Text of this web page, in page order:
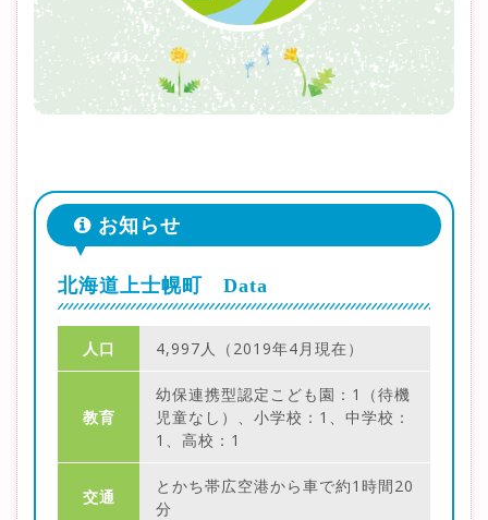
お知らせ
北海道上士幌町 Data
人口 4,997人（2019年4月現在）
教育
幼保連携型認定こども園：1（待機
児童なし）、小学校：1、中学校：
1、高校：1
交通
とかち帯広空港から車で約1時間20
分